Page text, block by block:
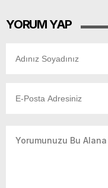
YORUM YAP